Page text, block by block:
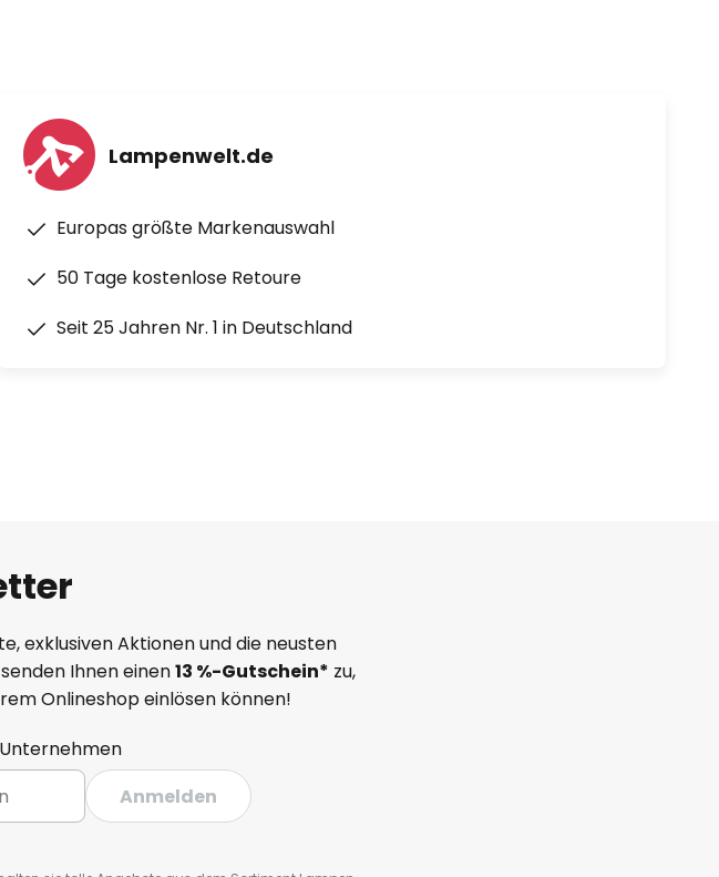
Lampenwelt.de
Europas größte Markenauswahl
50 Tage kostenlose Retoure
Seit 25 Jahren Nr. 1 in Deutschland
exklusiven Aktionen und die neusten
Ihnen einen13 %-Gutschein* zu,
Onlineshop einlösen können!
Unternehmen
Anmelden